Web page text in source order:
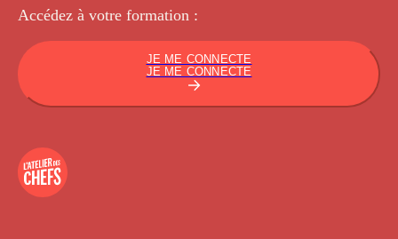
Accédez à votre formation :
JE ME CONNECTE
JE ME CONNECTE